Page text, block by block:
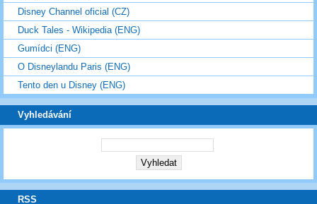
Disney Channel oficial (CZ)
Duck Tales - Wikipedia (ENG)
Gumídci (ENG)
O Disneylandu Paris (ENG)
Tento den u Disney (ENG)
Vyhledávání
RSS